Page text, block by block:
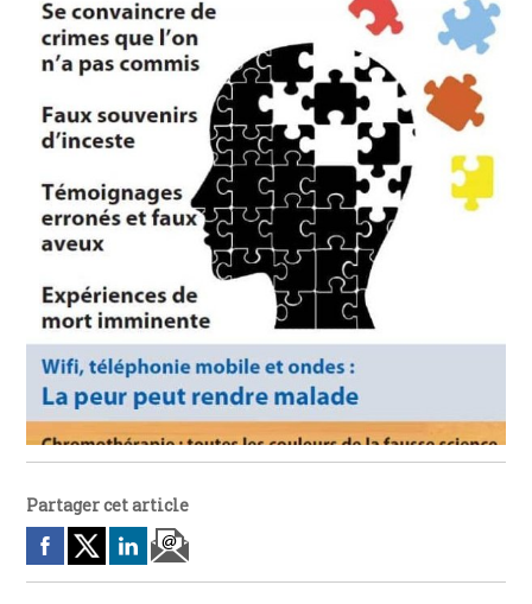
Partager cet article